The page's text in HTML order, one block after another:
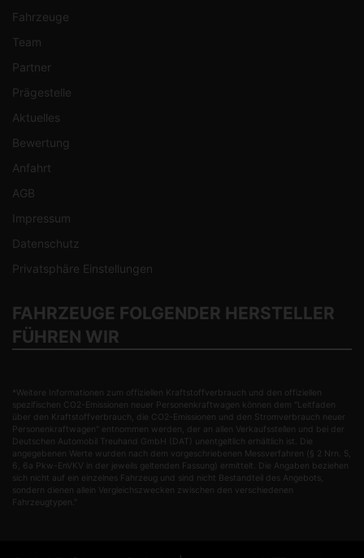
Fahrzeuge
Team
Partner
Prägestelle
Aktuelles
Bewertung
Anfahrt
AGB
Impressum
Datenschutz
Privatsphäre Einstellungen
FAHRZEUGE FOLGENDER HERSTELLER
FÜHREN WIR
*Weitere Informationen zum offiziellen Kraftstoffverbrauch und den offiziellen
spezifischen CO2-Emissionen neuer Personenkraftwagen können dem "Leitfaden
über den Kraftstoffverbrauch, die CO2-Emissionen und den Stromverbrauch neuer
Personenkraftwagen" entnommen werden, der an allen Verkaufsstellen und bei der
Deutschen Automobil Treuhand GmbH (DAT) unentgeltlich erhältlich ist. Die
angegebenen Werte wurden nach dem vorgeschriebenen Messverfahren (§ 2 Nrn. 5,
6, 6a Pkw-EnVKV in der jeweils geltenden Fassung) ermittelt. Die Angaben beziehen
sich nicht auf ein einzelnes Fahrzeug und sind nicht Bestandteil des Angebots,
sondern dienen allein Vergleichszwecken zwischen den verschiedenen
Fahrzeugtypen."